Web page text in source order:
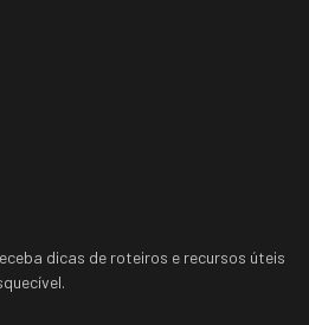
dicas de roteiros e recursos úteis